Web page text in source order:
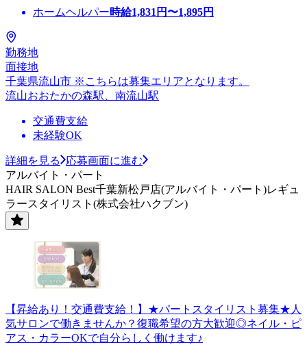
ホームヘルパー時給1,831 円〜1,895円
勤務地
面接地
千葉県流山市 ※こちらは募集エリアとなります。
流山おおたかの森駅、南流山駅
交通費支給
未経験OK
詳細を見る
応募画面に進む
アルバイト・パート
HAIR SALON Best千葉新松戸店(アルバイト・パート)レギュ
ラースタイリスト(株式会社ハクブン)
【昇給あり！交通費支給！】★パートスタイリスト募集★人
気サロンで働きませんか？復職希望の方大歓迎◎ネイル・ピ
アス・カラーOKで自分らしく働けます♪